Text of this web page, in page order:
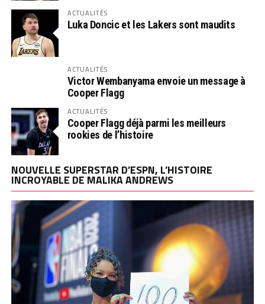
ACTUALITÉS
Luka Doncic et les Lakers sont maudits
ACTUALITÉS
Victor Wembanyama envoie un message à
Cooper Flagg
ACTUALITÉS
Cooper Flagg déjà parmi les meilleurs
rookies de l’histoire
NOUVELLE SUPERSTAR D’ESPN, L’HISTOIRE
INCROYABLE DE MALIKA ANDREWS